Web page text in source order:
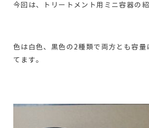
今回は、トリートメント用ミニ容器の紹
色は白色、黒色の2種類で両方とも容量
てます。